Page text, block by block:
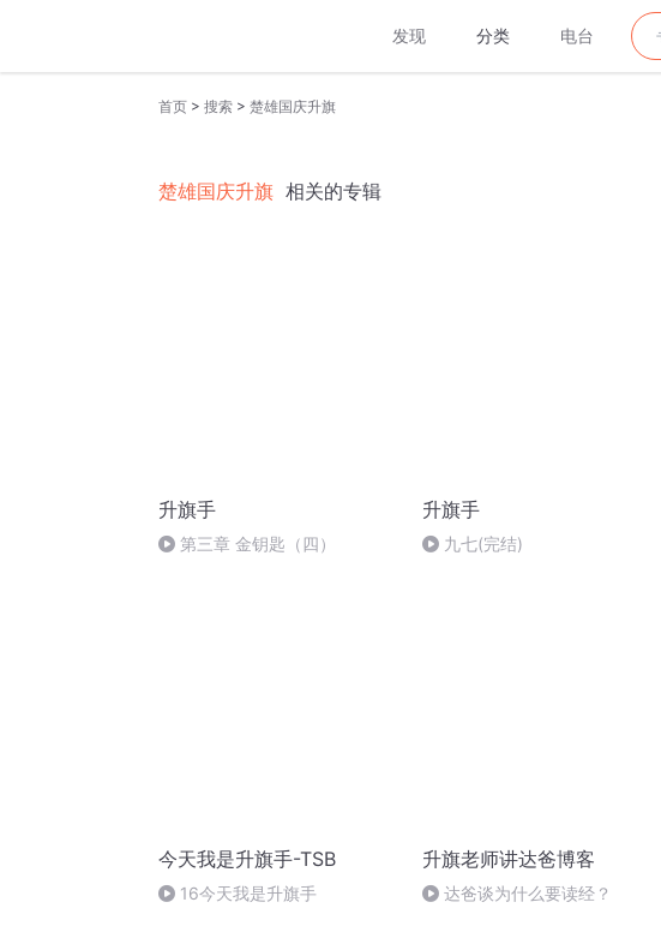
发现 分类 电台
首页 > 搜索 > 楚雄国庆升旗
楚雄国庆升旗 相关的专辑
升旗手
第三章 金钥匙（四）
升旗手
九七(完结)
今天我是升旗手-TSB
16今天我是升旗手
升旗老师讲达爸博客
达爸谈为什么要读经？